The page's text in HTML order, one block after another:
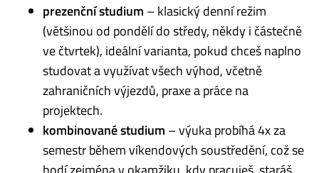
prezenční studium – klasický denní režim
(většinou od pondělí do středy, někdy i částečně
ve čtvrtek), ideální varianta, pokud chceš naplno
studovat a využívat všech výhod, včetně
zahraničních výjezdů, praxe a práce na
projektech.
kombinované studium – výuka probíhá 4x za
semestr během víkendových soustředění, což se